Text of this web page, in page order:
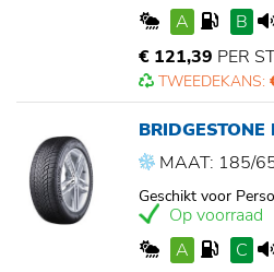
A
B
€ 121,39 PER
TWEEDEKANS:
MAAT: 185/
Geschikt voor
Op voorraad
A
C